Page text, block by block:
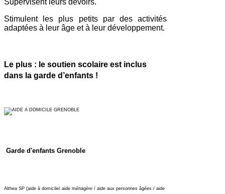
Stimulent les plus petits par des activités
adaptées à leur âge et à leur développement.
Le plus : le soutien scolaire est inclus
dans la garde d’enfants !
Garde d'enfants Grenoble
Althea SP (aide à domicile/ aide ménagère / aide aux personnes âgées / aide